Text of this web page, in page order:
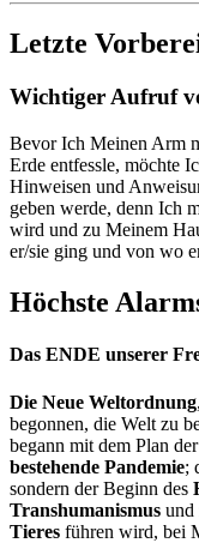
Letzte
Wichtiger Aufruf
Bevor Ich Meinen Arm
Erde entfessle, möchte
Hinweisen und
geben werde, denn Ich
wird und zu Meinem
er/sie ging und von wo
Höchste
Das ENDE unserer
Die Neue Weltordnung
begonnen, die Welt zu
begann mit dem Plan der
bestehende Pandemie;
sondern der Beginn des
Transhumanismus und
Tieres führen wird, bei